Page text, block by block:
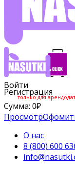
Войти
Регистрация
только для
Сумма: 0₽
Просмотр
О нас
8 (800) 600